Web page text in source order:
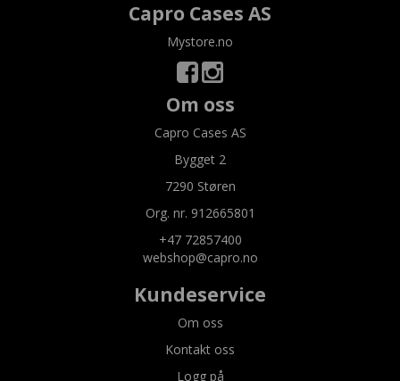
Capro Cases AS
Mystore.no
Om oss
Capro Cases AS
Bygget 2
7290 Støren
Org. nr. 912665801
+47 72857400
webshop@capro.no
Kundeservice
Om oss
Kontakt oss
Logg på